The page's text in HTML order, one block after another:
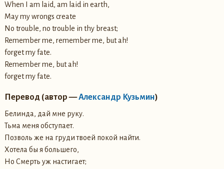
When I am laid, am laid in earth,
May my wrongs create
No trouble, no trouble in thy breast;
Remember me, remember me, but ah!
forget my fate.
Remember me, but ah!
forget my fate.
Перевод (автор —Александр Кузьмин)
Белинда, дай мне руку.
Тьма меня обступает.
Позволь же на груди твоей покой найти.
Хотела бы я большего,
Но Смерть уж настигает;